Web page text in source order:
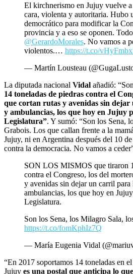
El kirchnerismo en Jujuy vuelve a
cara, violenta y autoritaria. Hubo
democrático para modificar la
provincia y a eso se oponen.
@GerardoMorales. No vamos a
violentos.… https://t.co/
— Martín Lousteau
La diputada nacional Vidal añadió: “Son
14 toneladas de piedras contra el
que cortan rutas y avenidas sin
y ambulancias, los que hoy en Jujuy
Legislatura”. Y sumó: “Son los Sena,
Grabois. Los que callan frente a la
Jujuy, ni en Argentina después del 10
contra la democracia. No vamos a
SON LOS MISMOS que tiraron
contra el Congreso, los del
y avenidas sin dejar un carril para
ambulancias, los que hoy en
Legislatura.
Son los Sena, los Milagro Sala,
https://t.co/fomKphIz7Q
— María Eugenia Vidal
“En 2017 soportamos 14 toneladas en
Jujuy es una postal que anticipa lo